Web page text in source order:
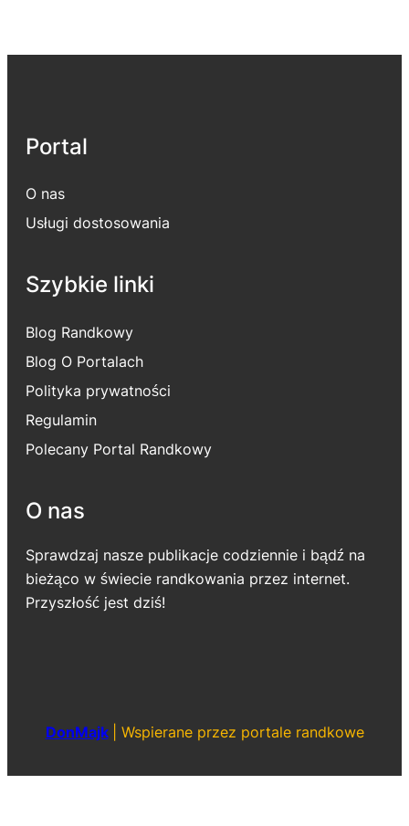
Portal
O nas
Usługi dostosowania
Szybkie linki
Blog Randkowy
Blog O Portalach
Polityka prywatności
Regulamin
Polecany Portal Randkowy
O nas
Sprawdzaj nasze publikacje codziennie i bądź na
bieżąco w świecie randkowania przez internet.
Przyszłość jest dziś!
DonMajk Wspierane przez portale randkowe